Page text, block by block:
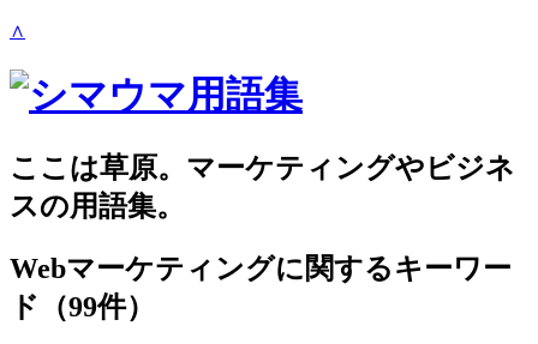
∧
ここは草原。マーケティングやビジネ
スの用語集。
Webマーケティングに関するキーワー
ド（99件）